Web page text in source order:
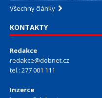
Všechny články
KONTAKTY
Redakce
redakce@dobnet.cz
tel.: 277 001 111
Inzerce